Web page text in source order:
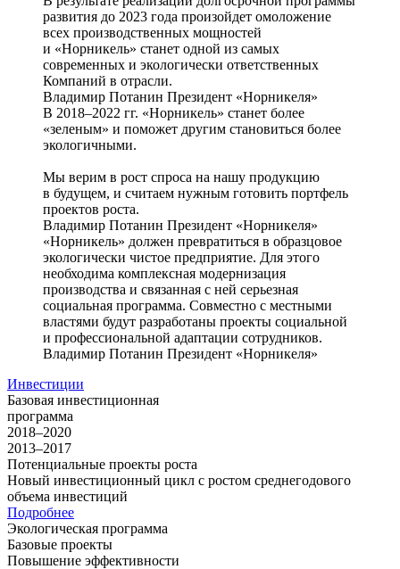
развития до 2023 года произойдет омоложение
всех производственных мощностей
и «Норникель» станет одной из самых
современных и экологически ответственных
Компаний в отрасли.
Владимир Потанин Президент «Норникеля»
В 2018–2022 гг. «Норникель» станет более
«зеленым» и поможет другим становиться более
экологичными.
Мы верим в рост спроса на нашу продукцию
в будущем, и считаем нужным готовить портфель
проектов роста.
Владимир Потанин Президент «Норникеля»
«Норникель» должен превратиться в образцовое
экологически чистое предприятие. Для этого
необходима комплексная модернизация
производства и связанная с ней серьезная
социальная программа. Совместно с местными
властями будут разработаны проекты социальной
и профессиональной адаптации сотрудников.
Владимир Потанин Президент «Норникеля»
Инвестиции
Базовая инвестиционная
программа
2018–2020
2013–2017
Потенциальные проекты роста
Новый инвестиционный цикл с ростом среднегодового
объема инвестиций
Подробнее
Экологическая программа
Базовые проекты
Повышение эффективности